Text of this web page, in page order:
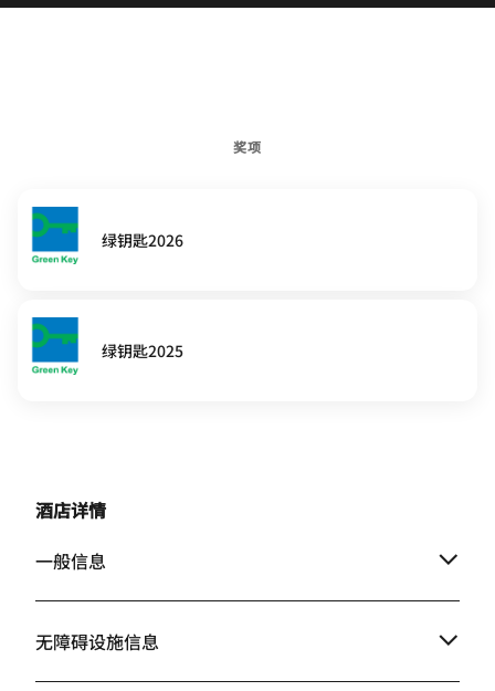
奖项
绿钥匙2026
绿钥匙2025
酒店详情
一般信息
无障碍设施信息